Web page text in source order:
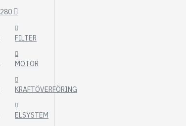
280
FILTER
MOTOR
KRAFTÖVERFÖRING
ELSYSTEM